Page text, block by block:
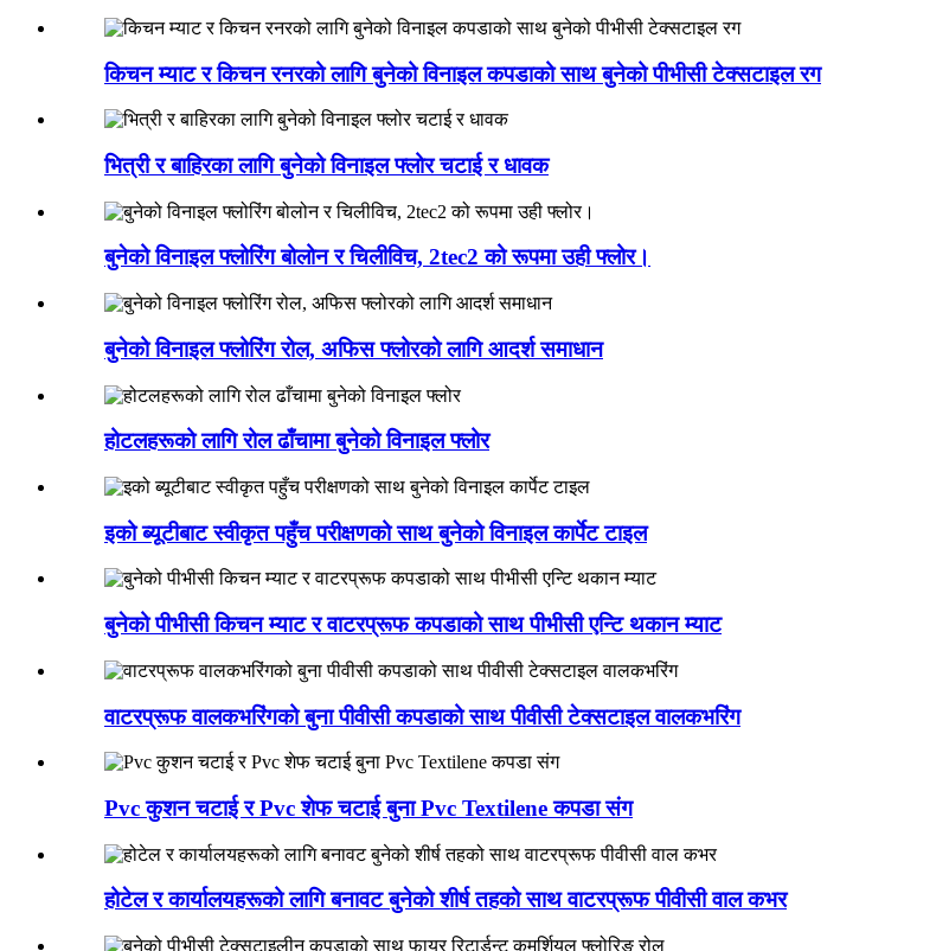
किचन म्याट र किचन रनरको लागि बुनेको विनाइल कपडाको साथ बुनेको पीभीसी टेक्सटाइल रग
भित्री र बाहिरका लागि बुनेको विनाइल फ्लोर चटाई र धावक
बुनेको विनाइल फ्लोरिंग बोलोन र चिलीविच, 2tec2 को रूपमा उही फ्लोर।
बुनेको विनाइल फ्लोरिंग रोल, अफिस फ्लोरको लागि आदर्श समाधान
होटलहरूको लागि रोल ढाँचामा बुनेको विनाइल फ्लोर
इको ब्यूटीबाट स्वीकृत पहुँच परीक्षणको साथ बुनेको विनाइल कार्पेट टाइल
बुनेको पीभीसी किचन म्याट र वाटरप्रूफ कपडाको साथ पीभीसी एन्टि थकान म्याट
वाटरप्रूफ वालकभरिंगको बुना पीवीसी कपडाको साथ पीवीसी टेक्सटाइल वालकभरिंग
Pvc कुशन चटाई र Pvc शेफ चटाई बुना Pvc Textilene कपडा संग
होटेल र कार्यालयहरूको लागि बनावट बुनेको शीर्ष तहको साथ वाटरप्रूफ पीवीसी वाल कभर